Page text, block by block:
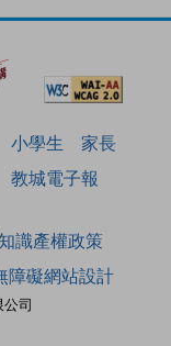
小學生
家長
教城電子報
司
識產權政策
障礙網站設計